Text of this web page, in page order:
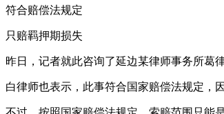
符合赔偿法规定
只赔羁押期损失
昨日，记者就此咨询了延边某律师事务所葛
白律师也表示，此事符合国家赔偿法规定，